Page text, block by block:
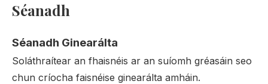
Séanadh
Séanadh Ginearálta
Soláthraítear an fhaisnéis ar an suíomh gréasáin seo
chun críocha faisnéise ginearálta amháin.